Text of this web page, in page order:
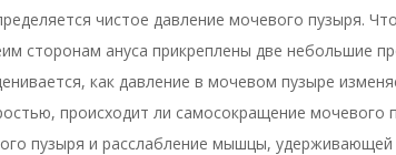
чистое давление мочевого пузыря.
сторонам ануса прикреплены две небольшие
как давление в мочевом пузыре
происходит ли самосокращение мочевого
пузыря и расслабление мышцы, удерживающей